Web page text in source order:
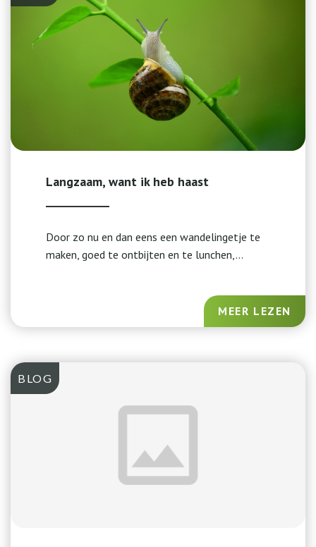
Langzaam, want ik heb haast
Door zo nu en dan eens een wandelingetje te
maken, goed te ontbijten en te lunchen,...
MEER LEZEN
BLOG